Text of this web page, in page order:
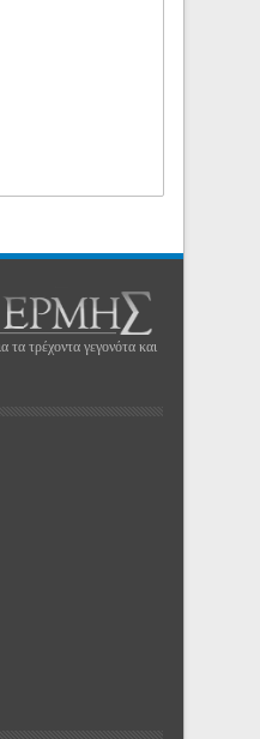
τα τρέχοντα γεγονότα και